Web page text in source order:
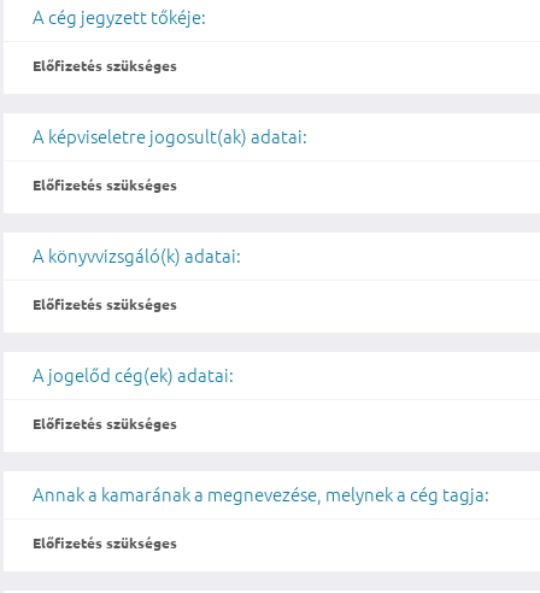
A cég jegyzett tőkéje:
Előfizetés szükséges
A képviseletre jogosult(ak) adatai:
Előfizetés szükséges
A könyvvizsgáló(k) adatai:
Előfizetés szükséges
A jogelőd cég(ek) adatai:
Előfizetés szükséges
Annak a kamarának a megnevezése, melynek a cég tagja:
Előfizetés szükséges